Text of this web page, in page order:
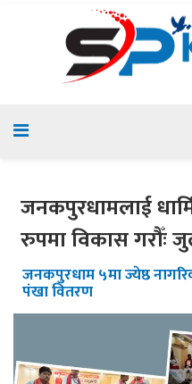
जनकपुरधामलाई
रुपमा विकास गरौँः
जनकपुरधाम ५मा ज्येष्ठ
पंखा वितरण